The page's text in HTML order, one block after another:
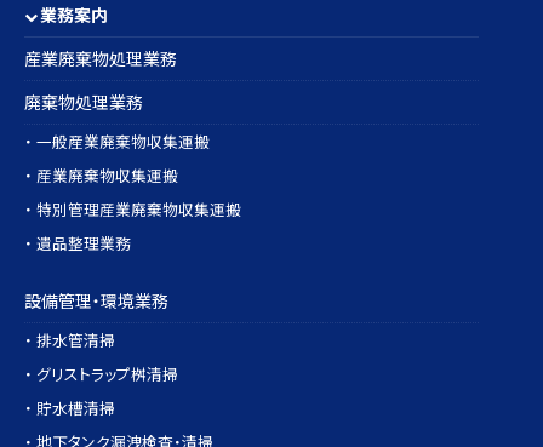
業務案内
産業廃棄物処理業務
廃棄物処理業務
・ 一般産業廃棄物収集運搬
・ 産業廃棄物収集運搬
・ 特別管理産業廃棄物収集運搬
・ 遺品整理業務
設備管理・環境業務
・ 排水管清掃
・ グリストラップ桝清掃
・ 貯水槽清掃
・ 地下タンク漏洩検査・清掃